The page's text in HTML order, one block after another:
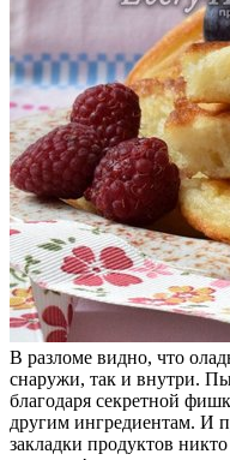
В разломе видно, что
снаружи, так и внутри.
благодаря секретной
другим ингредиентам. И
закладки продуктов